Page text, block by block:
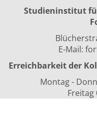
Studieninstitut
E-Mail:
Erreichbarkeit der
Montag -
Freitag